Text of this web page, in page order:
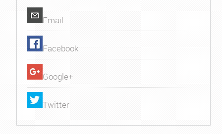
Email
Facebook
Google+
Twitter